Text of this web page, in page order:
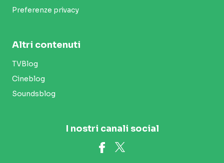
Preferenze privacy
Altri contenuti
TVBlog
Cineblog
Soundsblog
I nostri canali social